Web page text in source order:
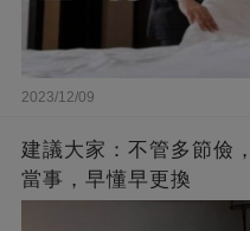
2023/12/09
建議大家：不管多節儉
當事，早懂早更換